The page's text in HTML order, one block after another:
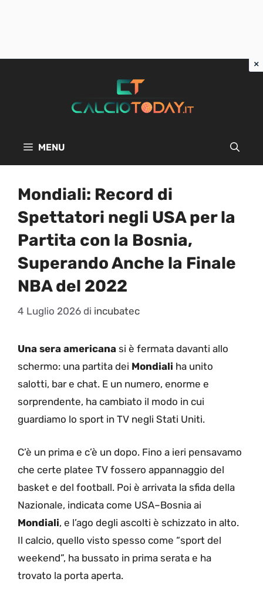
MENU
Mondiali: Record di
Spettatori negli USA per la
Partita con la Bosnia,
Superando Anche la Finale
NBA del 2022
4 Luglio 2026 di incubatec
Una sera americana si è fermata davanti allo
schermo: una partita dei Mondiali ha unito
salotti, bar e chat. E un numero, enorme e
sorprendente, ha cambiato il modo in cui
guardiamo lo sport in TV negli Stati Uniti.
C’è un prima e c’è un dopo. Fino a ieri pensavamo
che certe platee TV fossero appannaggio del
basket e del football. Poi è arrivata la sfida della
Nazionale, indicata come USA–Bosnia ai
Mondiali, e l’ago degli ascolti è schizzato in alto.
Il calcio, quello visto spesso come “sport del
weekend”, ha bussato in prima serata e ha
trovato la porta aperta.